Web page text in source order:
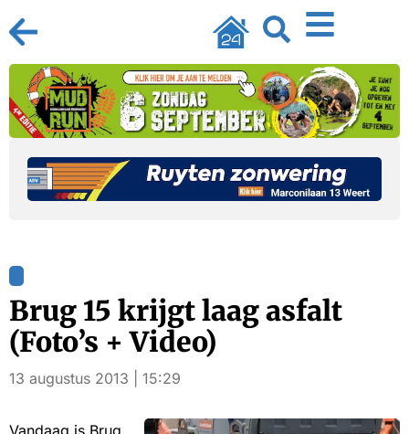
Brug 15 krijgt laag asfalt
(Foto’s + Video)
13 augustus 2013 | 15:29